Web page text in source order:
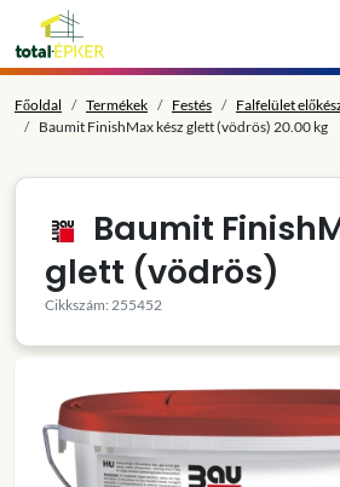
Főoldal Termékek Festés Falfelület
Baumit FinishMax kész glett (vödrös) 20.00 kg
Baumit
glett (vödrös)
Cikkszám: 255452